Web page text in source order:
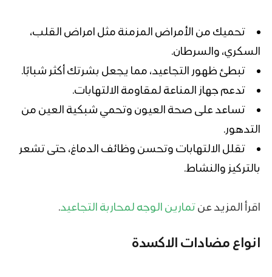
تحميك من الأمراض المزمنة مثل امراض القلب،
السكري، والسرطان.
تبطئ ظهور التجاعيد، مما يجعل بشرتك أكثر شبابًا.
تدعم جهاز المناعة لمقاومة الالتهابات.
تساعد على صحة العيون وتحمي شبكية العين من
التدهور.
تقلل الالتهابات وتحسن وظائف الدماغ، حتى تشعر
بالتركيز والنشاط.
اقرأ المزيد عنتمارين الوجه لمحاربة التجاعيد.
انواع مضادات الاكسدة